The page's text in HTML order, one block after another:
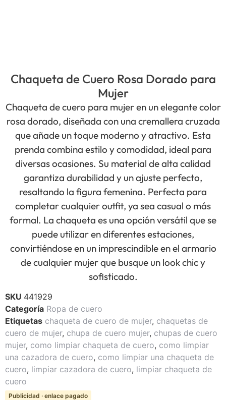
Chaqueta de Cuero Rosa Dorado para
Mujer
Chaqueta de cuero para mujer en un elegante color
rosa dorado, diseñada con una cremallera cruzada
que añade un toque moderno y atractivo. Esta
prenda combina estilo y comodidad, ideal para
diversas ocasiones. Su material de alta calidad
garantiza durabilidad y un ajuste perfecto,
resaltando la figura femenina. Perfecta para
completar cualquier outfit, ya sea casual o más
formal. La chaqueta es una opción versátil que se
puede utilizar en diferentes estaciones,
convirtiéndose en un imprescindible en el armario
de cualquier mujer que busque un look chic y
sofisticado.
SKU 441929
Categoría Ropa de cuero
Etiquetas chaqueta de cuero de mujer, chaquetas de
cuero de mujer, chupa de cuero mujer, chupas de cuero
mujer, como limpiar chaqueta de cuero, como limpiar
una cazadora de cuero, como limpiar una chaqueta de
cuero, limpiar cazadora de cuero, limpiar chaqueta de
cuero
Publicidad · enlace pagado